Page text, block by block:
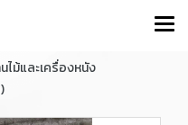
ไม้และเครื่องหนัง